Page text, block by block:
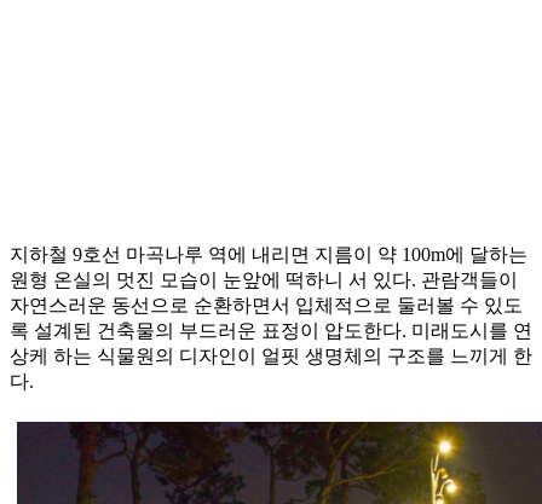
지하철 9호선 마곡나루 역에 내리면 지름이 약 100m에 달하는
원형 온실의 멋진 모습이 눈앞에 떡하니 서 있다. 관람객들이
자연스러운 동선으로 순환하면서 입체적으로 둘러볼 수 있도
록 설계된 건축물의 부드러운 표정이 압도한다. 미래도시를 연
상케 하는 식물원의 디자인이 얼핏 생명체의 구조를 느끼게 한
다.